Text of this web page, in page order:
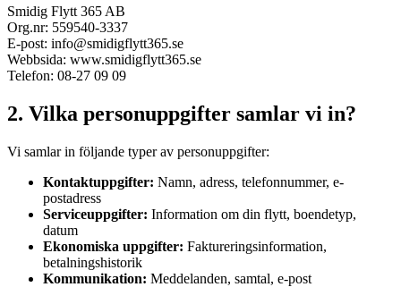
Smidig Flytt 365 AB
Org.nr: 559540-3337
E-post: info@smidigflytt365.se
Webbsida: www.smidigflytt365.se
Telefon: 08-27 09 09
2. Vilka personuppgifter samlar vi in?
Vi samlar in följande typer av personuppgifter:
Kontaktuppgifter: Namn, adress, telefonnummer, e-
postadress
Serviceuppgifter: Information om din flytt, boendetyp,
datum
Ekonomiska uppgifter: Faktureringsinformation,
betalningshistorik
Kommunikation: Meddelanden, samtal, e-post